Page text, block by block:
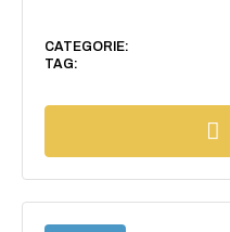
CATEGORIE:
TAG: